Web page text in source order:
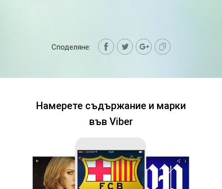
Споделяне:
Намерете съдържание и марки
във Viber